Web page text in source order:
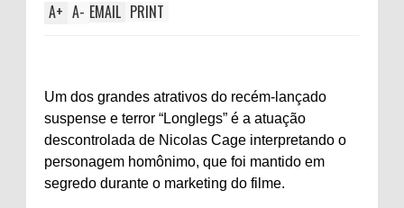
A+ A- EMAIL PRINT
Um dos grandes atrativos do recém-lançado
suspense e terror “Longlegs” é a atuação
descontrolada de Nicolas Cage interpretando o
personagem homônimo, que foi mantido em
segredo durante o marketing do filme.